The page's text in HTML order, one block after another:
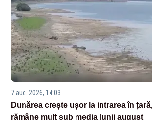
7 aug. 2026, 14:03
Dunărea crește ușor la intrarea în
rămâne mult sub media lunii august